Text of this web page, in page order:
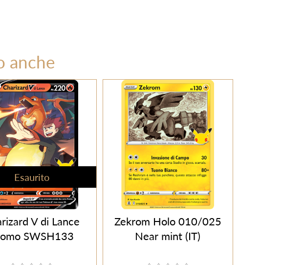
anche
Esaurito
V di Lance
SWSH133
Zekrom Holo 010/025
Near mint (IT)